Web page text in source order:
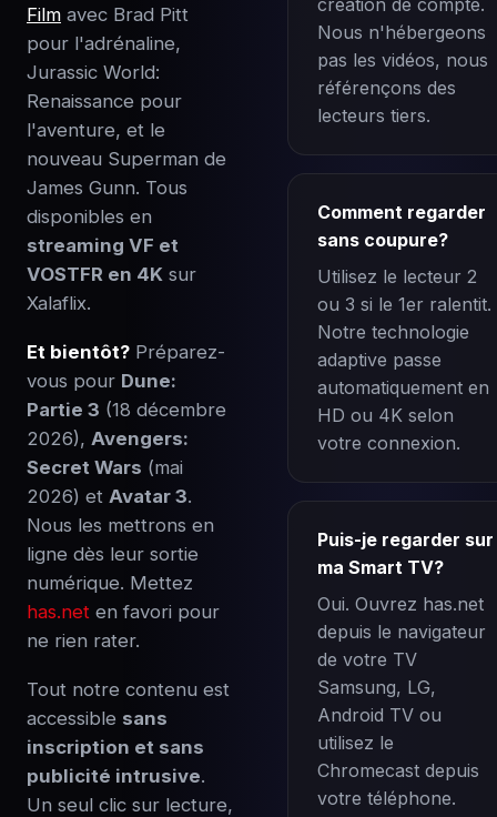
Film avec Brad Pitt
pour l'adrénaline,
Jurassic World:
Renaissance pour
l'aventure, et le
nouveau Superman de
James Gunn. Tous
disponibles en
streaming VF et
VOSTFR en 4K sur
Xalaflix.
Et bientôt? Préparez-
vous pour Dune:
Partie 3 (18 décembre
2026), Avengers:
Secret Wars (mai
2026) et Avatar 3.
Nous les mettrons en
ligne dès leur sortie
numérique. Mettez
has.net en favori pour
ne rien rater.
Tout notre contenu est
accessible sans
inscription et sans
publicité intrusive.
Un seul clic sur lecture,
Nous n'hébergeons
pas les vidéos, nous
référençons des
lecteurs tiers.
Comment regarder
sans coupure?
Utilisez le lecteur 2
ou 3 si le 1er ralentit.
Notre technologie
adaptive passe
automatiquement en
HD ou 4K selon
votre connexion.
Puis-je regarder sur
ma Smart TV?
Oui. Ouvrez has.net
depuis le navigateur
de votre TV
Samsung, LG,
Android TV ou
utilisez le
Chromecast depuis
votre téléphone.